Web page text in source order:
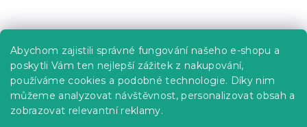
Abychom zajistili správné fungování našeho e-shopu a
poskytli Vám ten nejlepší zážitek z nakupování,
používáme cookies a podobné technologie. Díky nim
můžeme analyzovat návštěvnost, personalizovat obsah a
zobrazovat relevantní reklamy.
Kariéra
Poptávky a B2B spolupráce
Proč se u nás registrovat?